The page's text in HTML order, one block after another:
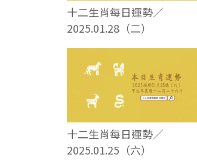
十二生肖每日運勢／
2025.01.28（二）
十二生肖每日運勢／
2025.01.25（六）